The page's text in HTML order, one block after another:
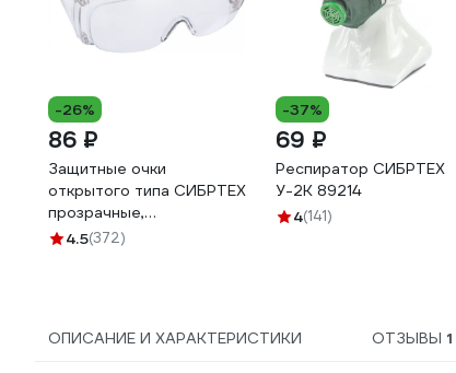
-26%
86 ₽
Защитные очки
открытого типа СИБРТЕХ
прозрачные,
ударопрочный
4.5(372)
-37%
69 ₽
Респиратор СИБРТЕХ
У-2К 89214
4(141)
ОПИСАНИЕ И ХАРАКТЕРИСТИКИ ОТЗЫВЫ 1